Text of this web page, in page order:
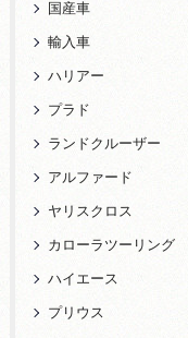
国産車
輸入車
ハリアー
プラド
ランドクルーザー
アルファード
ヤリスクロス
カローラツーリング
ハイエース
プリウス